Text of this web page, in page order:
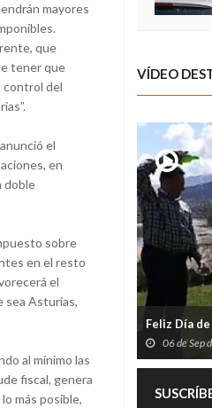
mayores
que
tener que
control del
el
en
doble
sobre
en el resto
el
sea Asturias,
al mínimo las
fiscal, genera
más posible,
VÍDEO
Feliz Día
06 de Sep